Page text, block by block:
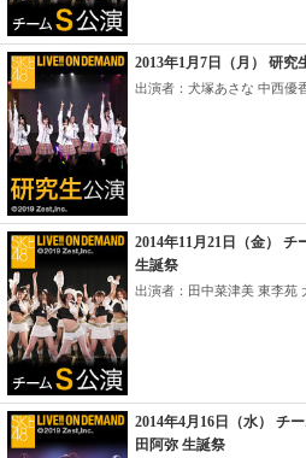
2013年1月7日（月） 研
出演者：犬塚あさな 中西優
2014年11月21日（金）
生誕祭
出演者：田中菜津美 東李苑
2014年4月16日（水） チ
田阿弥 生誕祭